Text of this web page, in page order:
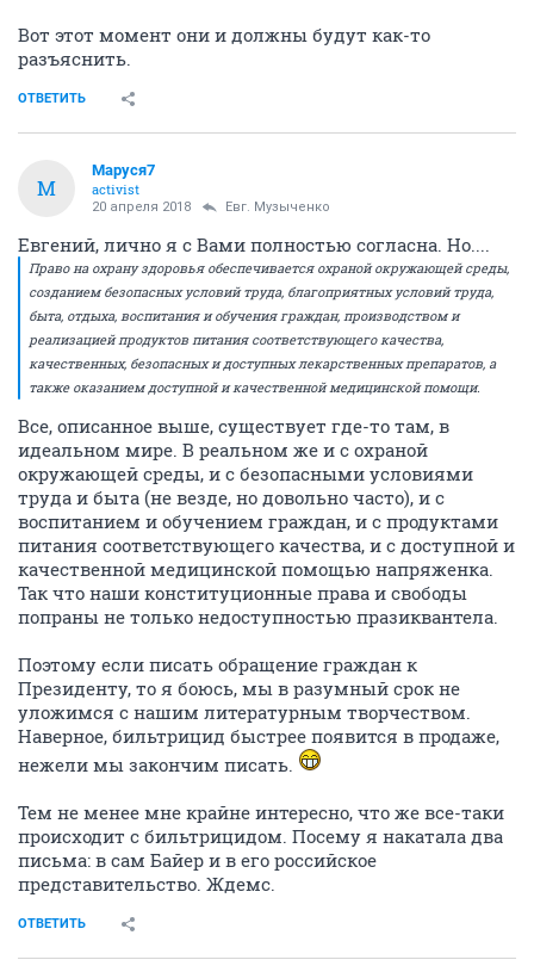
Вот этот момент они и должны будут как-то
разъяснить.
ОТВЕТИТЬ
М
Маруся7
activist
20 апреля 2018 Евг. Музыченко
Евгений, лично я с Вами полностью согласна. Но....
Право на охрану здоровья обеспечивается охраной окружающей среды,
созданием безопасных условий труда, благоприятных условий труда,
быта, отдыха, воспитания и обучения граждан, производством и
реализацией продуктов питания соответствующего качества,
качественных, безопасных и доступных лекарственных препаратов, а
также оказанием доступной и качественной медицинской помощи.
Все, описанное выше, существует где-то там, в
идеальном мире. В реальном же и с охраной
окружающей среды, и с безопасными условиями
труда и быта (не везде, но довольно часто), и с
воспитанием и обучением граждан, и с продуктами
питания соответствующего качества, и с доступной и
качественной медицинской помощью напряженка.
Так что наши конституционные права и свободы
попраны не только недоступностью празиквантела.
Поэтому если писать обращение граждан к
Президенту, то я боюсь, мы в разумный срок не
уложимся с нашим литературным творчеством.
Наверное, бильтрицид быстрее появится в продаже,
нежели мы закончим писать.
Тем не менее мне крайне интересно, что же все-таки
происходит с бильтрицидом. Посему я накатала два
письма: в сам Байер и в его российское
представительство. Ждемс.
ОТВЕТИТЬ